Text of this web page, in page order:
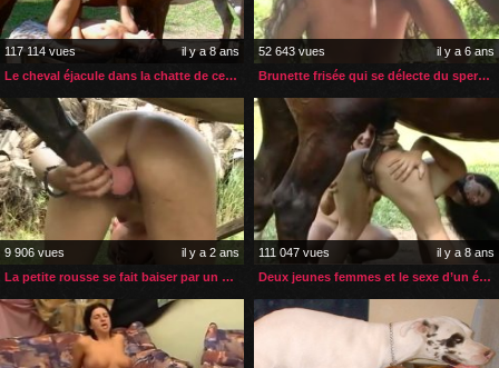
117 114 vues
il y a 8 ans
Le cheval éjacule dans la chatte de cette petite brunette
52 643 vues
il y a 6 ans
Brunette frisée qui se délecte du sperme de son cheval
9 906 vues
il y a 2 ans
La petite rousse se fait baiser par un cheval de passage
111 047 vues
il y a 8 ans
Deux jeunes femmes et le sexe d’un étalon